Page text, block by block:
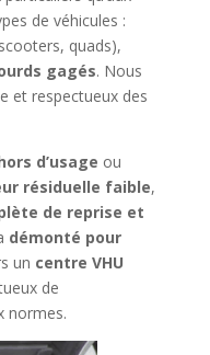
de véhicules :
quads),
gagés. Nous
et respectueux des
d’usage ou
résiduelle faible,
de reprise et
démonté pour
un centre VHU
de
normes.